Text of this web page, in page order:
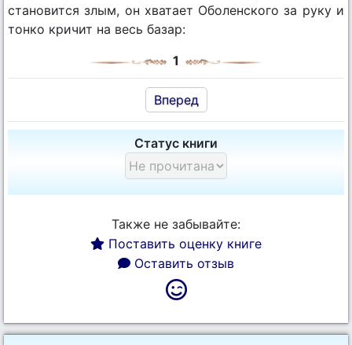
становится злым, он хватает Оболенского за руку и
тонко кричит на весь базар:
1
Вперед
Статус книги
Также не забывайте:
Поставить оценку книге
Оставить отзыв